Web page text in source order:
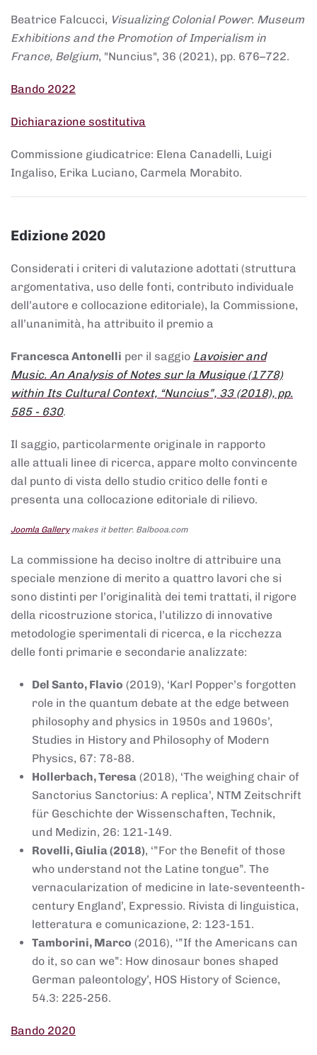
Beatrice Falcucci, Visualizing Colonial Power. Museum
Exhibitions and the Promotion of Imperialism in
France, Belgium, "Nuncius", 36 (2021), pp. 676–722.
Bando 2022
Dichiarazione sostitutiva
Commissione giudicatrice: Elena Canadelli, Luigi
Ingaliso, Erika Luciano, Carmela Morabito.
Edizione 2020
Considerati i criteri di valutazione adottati (struttura
argomentativa, uso delle fonti, contributo individuale
dell’autore e collocazione editoriale), la Commissione,
all’unanimità, ha attribuito il premio a
Francesca Antonelli per il saggio Lavoisier and
Music. An Analysis of Notes sur la Musique (1778)
within Its Cultural Context, “Nuncius”, 33 (2018), pp.
585 - 630.
Il saggio, particolarmente originale in rapporto
alle attuali linee di ricerca, appare molto convincente
dal punto di vista dello studio critico delle fonti e
presenta una collocazione editoriale di rilievo.
Joomla Gallerymakes it better. Balbooa.com
La commissione ha deciso inoltre di attribuire una
speciale menzione di merito a quattro lavori che si
sono distinti per l’originalità dei temi trattati, il rigore
della ricostruzione storica, l’utilizzo di innovative
metodologie sperimentali di ricerca, e la ricchezza
delle fonti primarie e secondarie analizzate:
Del Santo, Flavio (2019), ‘Karl Popper’s forgotten
role in the quantum debate at the edge between
philosophy and physics in 1950s and 1960s’,
Studies in History and Philosophy of Modern
Physics, 67: 78-88.
Hollerbach, Teresa (2018), ‘The weighing chair of
Sanctorius Sanctorius: A replica’, NTM Zeitschrift
für Geschichte der Wissenschaften, Technik,
und Medizin, 26: 121-149.
Rovelli, Giulia (2018), ‘”For the Benefit of those
who understand not the Latine tongue”. The
vernacularization of medicine in late-seventeenth-
century England’, Expressio. Rivista di linguistica,
letteratura e comunicazione, 2: 123-151.
Tamborini, Marco (2016), ‘”If the Americans can
do it, so can we”: How dinosaur bones shaped
German paleontology’, HOS History of Science,
54.3: 225-256.
Bando 2020